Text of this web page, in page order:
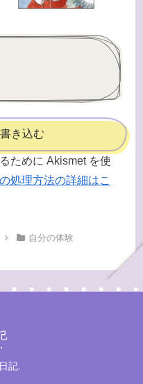
き込む
ために Akismet を使
処理方法の詳細はこ
自分の体験
記.